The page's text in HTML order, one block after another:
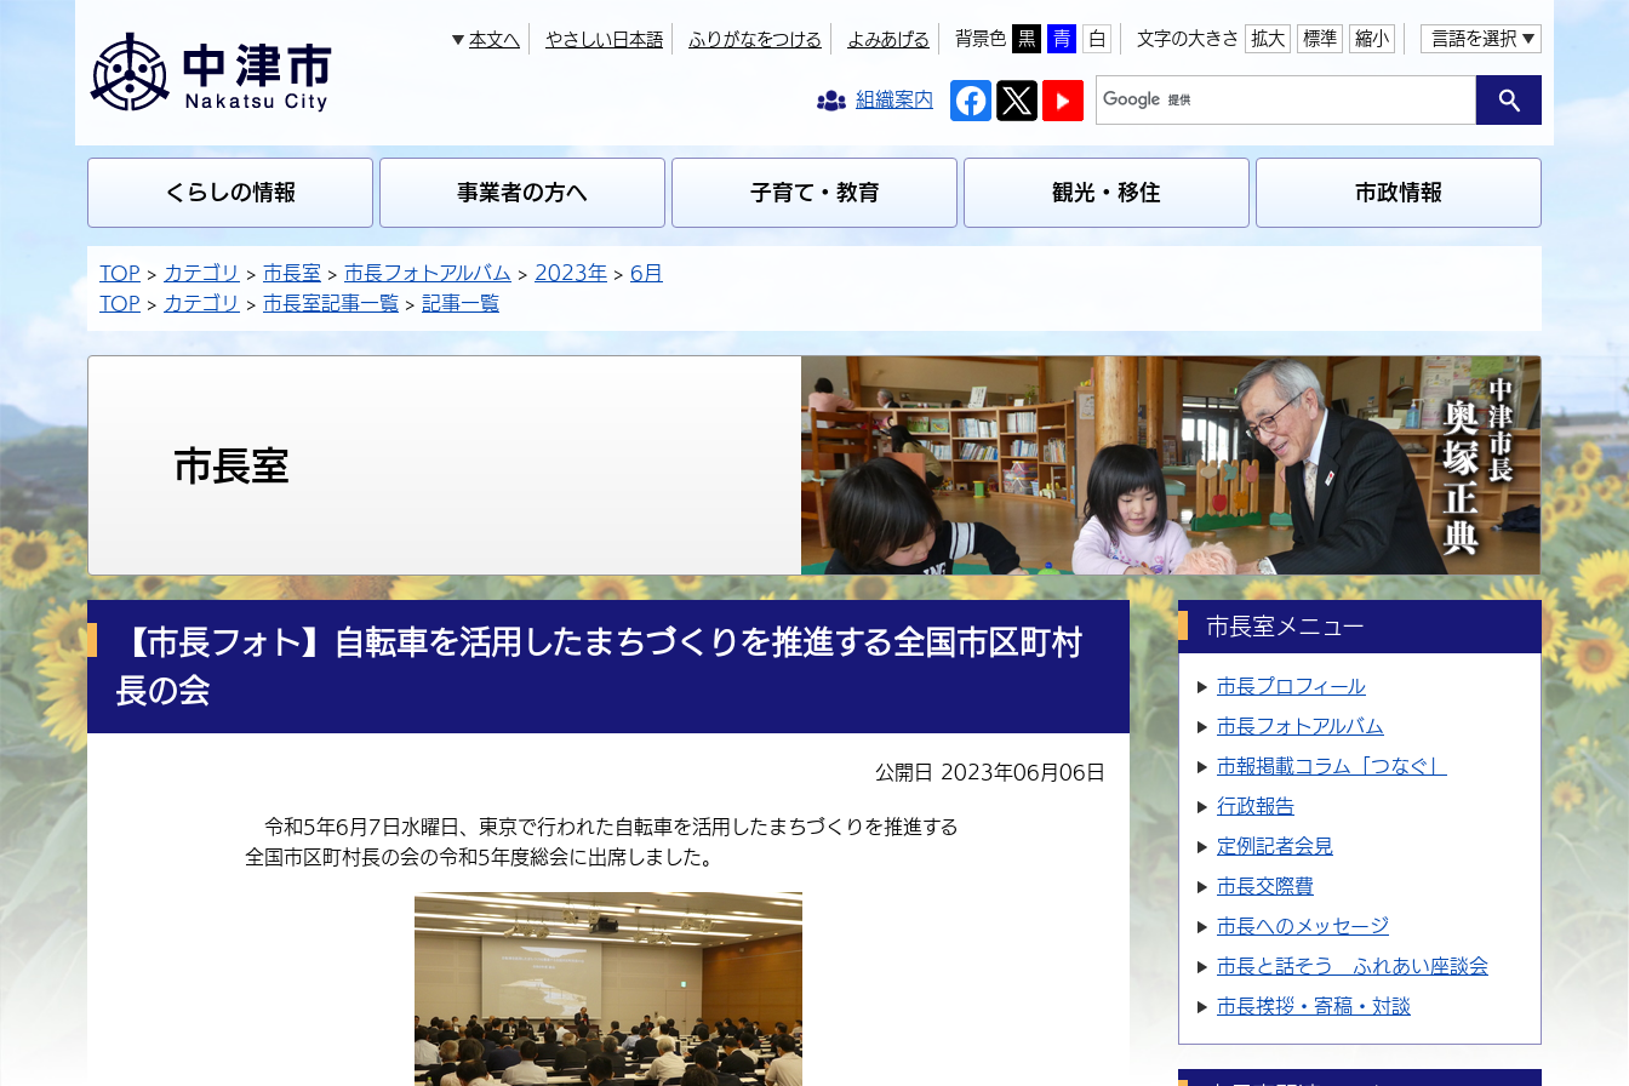
本文へ やさしい日本語 ふりがなをつける よみあげる 背景色 黒 青 白 文字の大きさ 拡大 標準 縮小 言語を選択
組織案内
くらしの情報 事業者の方へ 子育て・教育 観光・移住 市政情報
TOP カテゴリ 市長室 市長フォトアルバム 2023年
6月
TOP
カテゴリ 市長室記事一覧 記事一覧
市長室
【市長フォト】自転車を活用したまちづくりを推進する全国市区町村
長の会
公開日 2023年06月06日
令和5年6月7日水曜日、東京で行われた自転車を活用したまちづくりを推進する
全国市区町村長の会の令和5年度総会に出席しました。
市長室メニュー
市長プロフィール
市長フォトアルバム
市報掲載コラム「つなぐ」
行政報告
定例記者会見
市長交際費
市長へのメッセージ
市長と話そう ふれあい座談会
市長挨拶・寄稿・対談